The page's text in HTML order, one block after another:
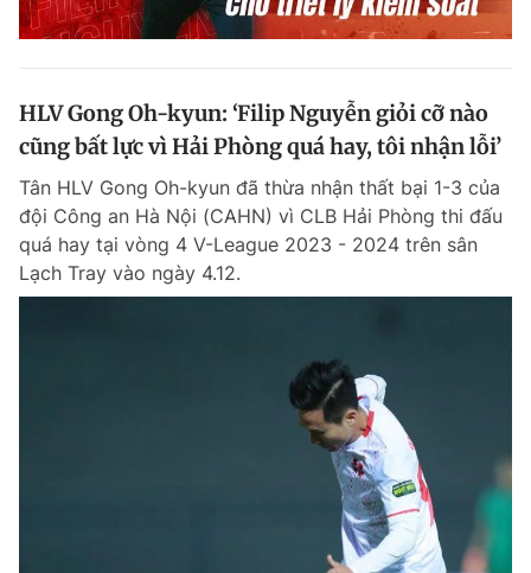
HLV Gong Oh-kyun: ‘Filip Nguyễn giỏi cỡ nào
cũng bất lực vì Hải Phòng quá hay, tôi nhận lỗi’
Tân HLV Gong Oh-kyun đã thừa nhận thất bại 1-3 của
đội Công an Hà Nội (CAHN) vì CLB Hải Phòng thi đấu
quá hay tại vòng 4 V-League 2023 - 2024 trên sân
Lạch Tray vào ngày 4.12.